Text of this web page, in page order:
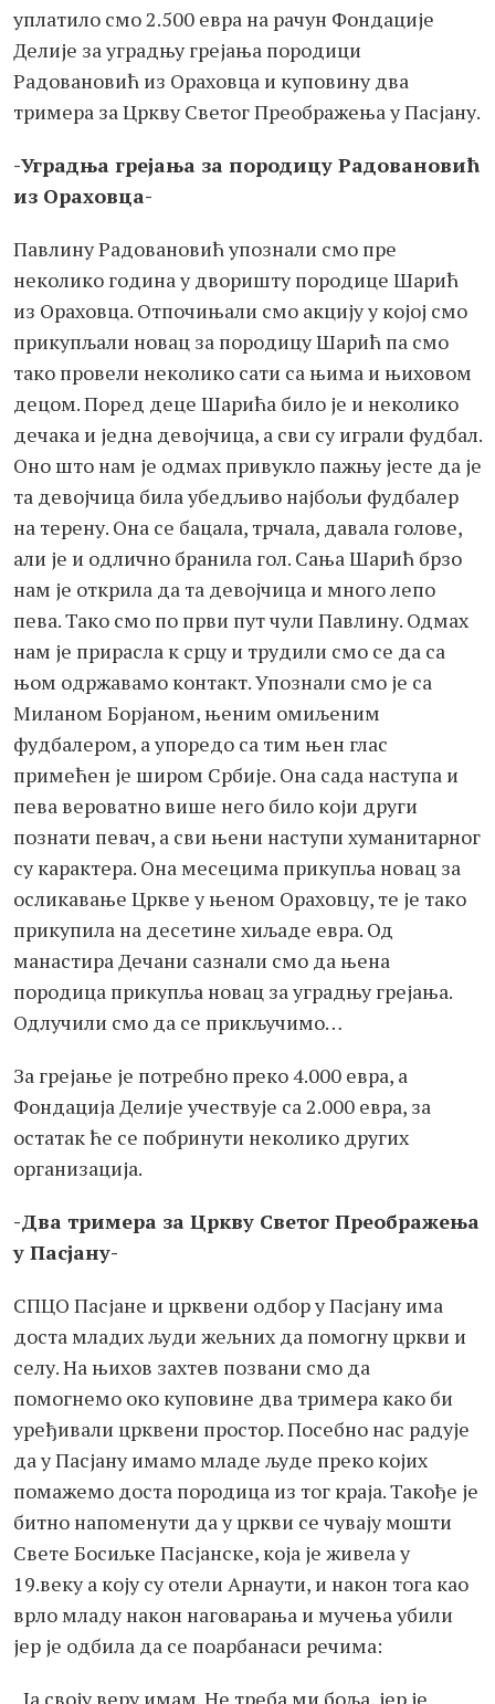
уплатило смо 2.500 евра на рачун Фондације
Делије за уградњу грејања породици
Радовановић из Ораховца и куповину два
тримера за Цркву Светог Преображења у Пасјану.
-Уградња грејања за породицу Радовановић
из Ораховца-
Павлину Радовановић упознали смо пре
неколико година у дворишту породице Шарић
из Ораховца. Отпочињали смо акцију у којој смо
прикупљали новац за породицу Шарић па смо
тако провели неколико сати са њима и њиховом
децом. Поред деце Шарића било је и неколико
дечака и једна девојчица, а сви су играли фудбал.
Оно што нам је одмах привукло пажњу јесте да је
та девојчица била убедљиво најбољи фудбалер
на терену. Она се бацала, трчала, давала голове,
али је и одлично бранила гол. Сања Шарић брзо
нам је открила да та девојчица и много лепо
пева. Тако смо по први пут чули Павлину. Одмах
нам је прирасла к срцу и трудили смо се да са
њом одржавамо контакт. Упознали смо је са
Миланом Борјаном, њеним омиљеним
фудбалером, а упоредо са тим њен глас
примећен је широм Србије. Она сада наступа и
пева вероватно више него било који други
познати певач, а сви њени наступи хуманитарног
су карактера. Она месецима прикупља новац за
осликавање Цркве у њеном Ораховцу, те је тако
прикупила на десетине хиљаде евра. Од
манастира Дечани сазнали смо да њена
породица прикупља новац за уградњу грејања.
Одлучили смо да се прикључимо…
За грејање је потребно преко 4.000 евра, а
Фондација Делије учествује са 2.000 евра, за
остатак ће се побринути неколико других
организација.
-Два тримера за Цркву Светог Преображења
у Пасјану-
СПЦО Пасјане и црквени одбор у Пасјану има
доста младих људи жељних да помогну цркви и
селу. На њихов захтев позвани смо да
помогнемо око куповине два тримера како би
уређивали црквени простор. Посебно нас радује
да у Пасјану имамо младе људе преко којих
помажемо доста породица из тог краја. Такође је
битно напоменути да у цркви се чувају мошти
Свете Босиљке Пасјанске, која је живела у
19.веку а коју су отели Арнаути, и након тога као
врло младу након наговарања и мучења убили
јер је одбила да се поарбанаси речима: